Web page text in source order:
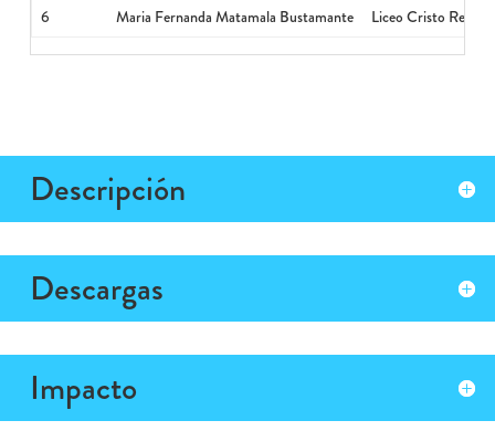
6
Maria Fernanda Matamala Bustamante Liceo Cristo Rey
Descripción
Descargas
Impacto